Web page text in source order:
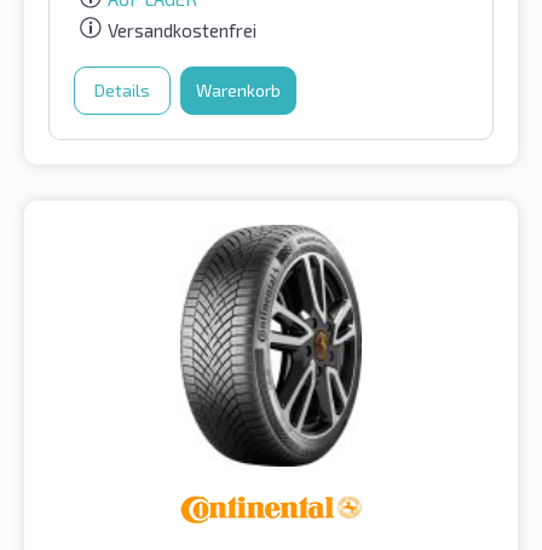
Versandkostenfrei
Details Warenkorb